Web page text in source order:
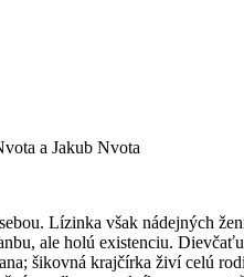
a Jakub Nvota
Lízinka však nádejných
ale holú existenciu.
šikovná krajčírka živí celú